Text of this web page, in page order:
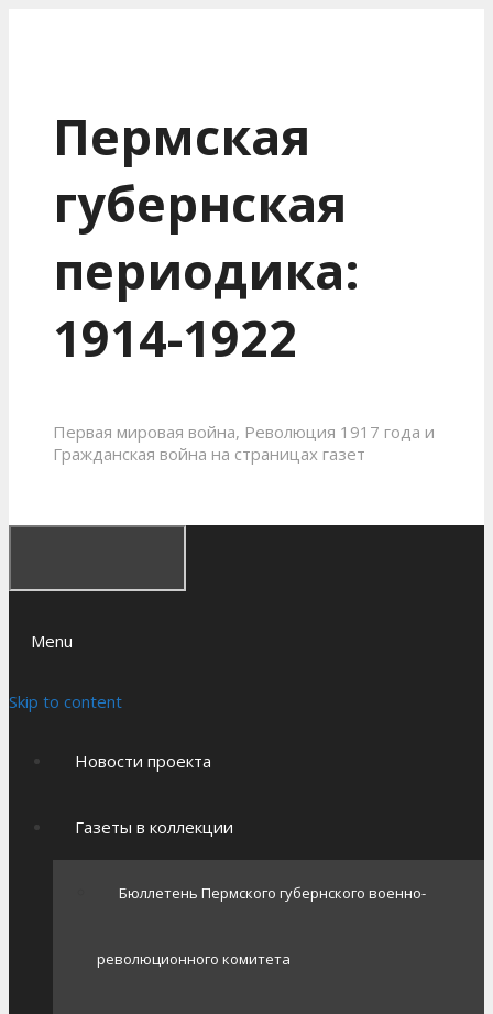
Пермская
губернская
периодика:
1914-1922
Первая мировая война, Революция 1917 года и
Гражданская война на страницах газет
Menu
Skip to content
Новости проекта
Газеты в коллекции
Бюллетень Пермского губернского военно-
революционного комитета